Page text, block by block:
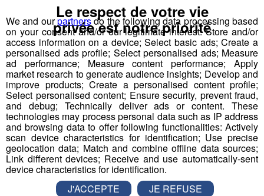
Partager sur Facebook
Partager sur Twitter
Vous en voulez encore ?
We and ourpartnersdo the following data processing based
on your consent and/or our legitimate interest: Store and/or
access information on a device; Select basic ads; Create a
personalised ads profile; Select personalised ads; Measure
ad performance; Measure content performance; Apply
market research to generate audience insights; Develop and
improve products; Create a personalised content profile;
Select personalised content; Ensure security, prevent fraud,
and debug; Technically deliver ads or content. These
technologies may process personal data such as IP address
and browsing data to offer following functionalities: Actively
scan device characteristics for identification; Use precise
geolocation data; Match and combine offline data sources;
Link different devices; Receive and use automatically-sent
device characteristics for identification.
Le respect de votre vie
privée est notre priorité
J'ACCEPTE
JE REFUSE